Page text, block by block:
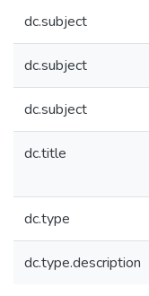
dc.subject
dc.subject
dc.subject
dc.title
dc.type
dc.type.description